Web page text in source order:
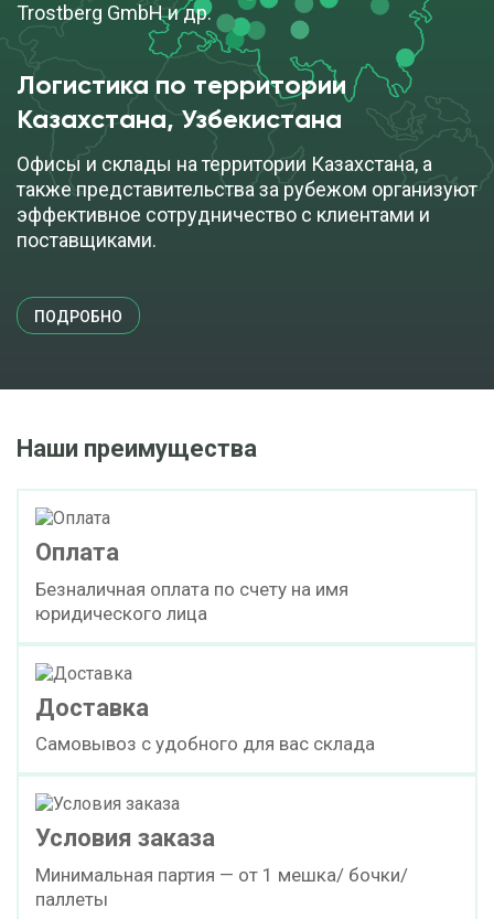
Trostberg GmbH и др.
Логистика по территории
Казахстана, Узбекистана
Офисы и склады на территории Казахстана, а
также представительства за рубежом организуют
эффективное сотрудничество с клиентами и
поставщиками.
ПОДРОБНО
Наши преимущества
Оплата
Безналичная оплата по счету на имя
юридического лица
Доставка
Самовывоз с удобного для вас склада
Условия заказа
Минимальная партия — от 1 мешка/ бочки/
паллеты